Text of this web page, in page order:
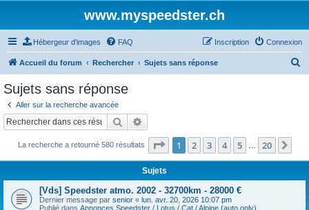
www.myspeedster.ch
Hébergeur d'images FAQ Connexion
Inscription
Accueil du forum Rechercher Sujets sans réponse
c
Sujets sans réponse
Aller sur la recherche avancée
Rechercher
La recherche a retourné 580 résultats Page 1sur20
1 2 3 4 5 20
Sujets
[Vds] Speedster atmo. 2002 - 32700km - 28000 €
Dernier message par senior « lun. avr. 20, 2026 10:07 pm
Publié dans Annonces Speedster / Lotus / Cat / Alpine (auto only)